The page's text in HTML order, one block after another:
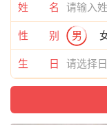
姓 名
性 别 男
生 日